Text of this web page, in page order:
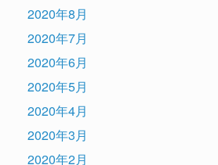
2020年8月
2020年7月
2020年6月
2020年5月
2020年4月
2020年3月
2020年2月